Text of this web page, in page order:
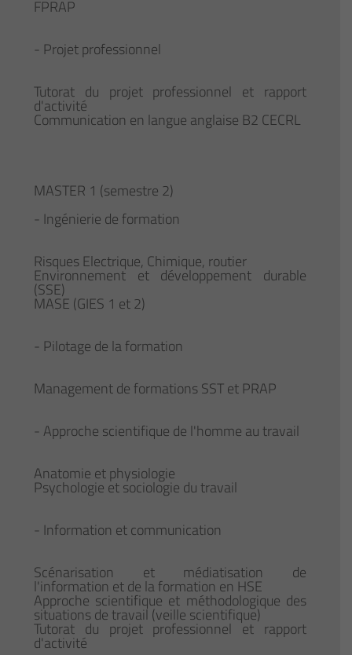
FPRAP
- Projet professionnel
Tutorat du projet professionnel et rapport
d'activité
Communication en langue anglaise B2 CECRL
MASTER 1 (semestre 2)
- Ingénierie de formation
Risques Electrique, Chimique, routier
Environnement et développement durable
(SSE)
MASE (GIES 1 et 2)
- Pilotage de la formation
Management de formations SST et PRAP
- Approche scientifique de l'homme au travail
Anatomie et physiologie
Psychologie et sociologie du travail
- Information et communication
Scénarisation et médiatisation de
l'information et de la formation en HSE
Approche scientifique et méthodologique des
situations de travail (veille scientifique)
Tutorat du projet professionnel et rapport
d'activité